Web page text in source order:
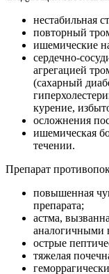
нестабильная
повторный
ишемические
сердечно-
агрегацией
(сахарный
курение,
осложнения
ишемическая
течении.
Препарат
повышенная
препарата;
астма,
аналогичными
острые
тяжелая